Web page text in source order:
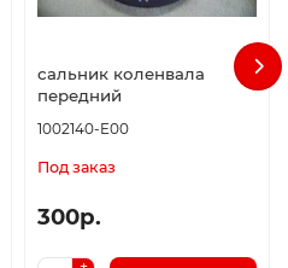
сальник коленвала
передний
1002140-E00
Под заказ
300р.